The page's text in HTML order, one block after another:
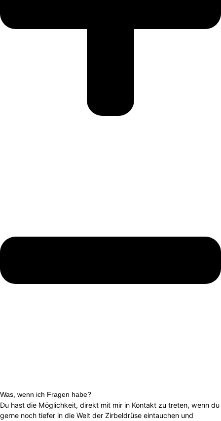
Was, wenn ich Fragen habe?
Du hast die Möglichkeit, direkt mit mir in Kontakt zu treten, wenn du
gerne noch tiefer in die Welt der Zirbeldrüse eintauchen und